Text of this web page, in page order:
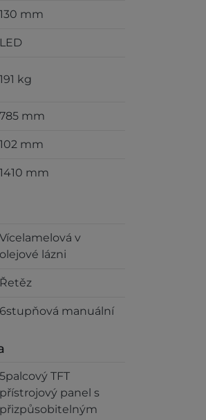
130 mm
LED
191 kg
785 mm
102 mm
1410 mm
Vícelamelová v
olejové lázni
Řetěz
6stupňová manuální
5palcový TFT
přístrojový panel s
přizpůsobitelným